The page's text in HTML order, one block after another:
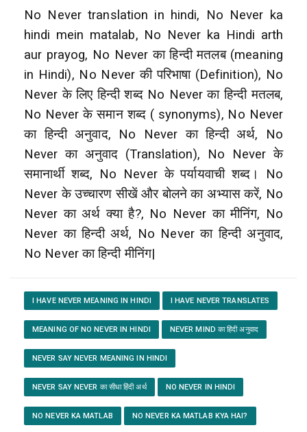
No Never translation in hindi, No Never ka
hindi mein matalab, No Never ka Hindi arth
aur prayog, No Never का हिन्दी मतलब (meaning
in Hindi), No Never की परिभाषा (Definition), No
Never के लिए हिन्दी शब्द No Never का हिन्दी मतलब,
No Never के समान शब्द ( synonyms), No Never
का हिन्दी अनुवाद, No Never का हिन्दी अर्थ, No
Never का अनुवाद (Translation), No Never के
समानार्थी शब्द, No Never के पर्यायवाची शब्द। No
Never के उच्चारण सीखें और बोलने का अभ्यास करें, No
Never का अर्थ क्या है?, No Never का मीनिंग, No
Never का हिन्दी अर्थ, No Never का हिन्दी अनुवाद,
No Never का हिन्दी मीनिंग|
I HAVE NEVER MEANING IN HINDI I HAVE NEVER TRANSLATES
MEANING OF NO NEVER IN HINDI NEVER MIND का हिंदी अनुवाद
NEVER SAY NEVER MEANING IN HINDI
NEVER SAY NEVER का सीधा हिंदी अर्थ NO NEVER IN HINDI
NO NEVER KA MATLAB NO NEVER KA MATLAB KYA HAI?